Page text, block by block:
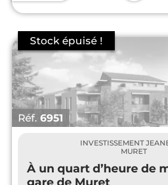
Réf. 6951
INVESTISSEMENT
MURET
À un quart d’heure de